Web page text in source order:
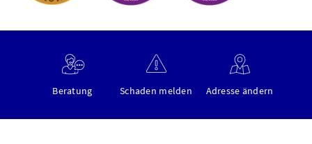
Beratung Schaden melden Adresse ändern